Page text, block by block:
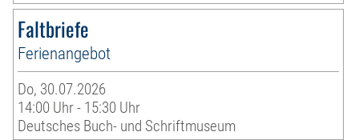
Faltbriefe
Ferienangebot
Do, 30.07.2026
14:00 Uhr - 15:30 Uhr
Deutsches Buch- und Schriftmuseum